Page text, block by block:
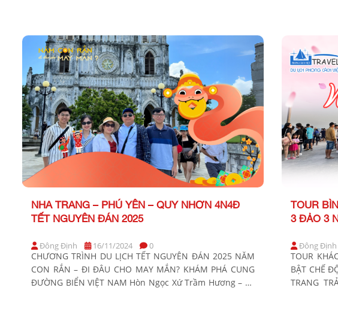
NHA TRANG – PHÚ YÊN – QUY NHƠN 4N4Đ
TẾT NGUYÊN ĐÁN 2025
Đông Định 16/11/2024 0
CHƯƠNG TRÌNH DU LỊCH TẾT NGUYÊN ĐÁN 2025 NĂM
CON RẮN – ĐI ĐÂU CHO MAY MẮN? KHÁM PHÁ CUNG
ĐƯỜNG BIỂN VIỆT NAM Hòn Ngọc Xứ Trầm Hương – Về
TOUR
3 ĐẢO 3
Đông Định
TOUR
BẬT CHẾ
TRANG